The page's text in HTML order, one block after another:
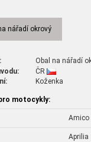
nářadí okrový
Obal na nářadí
ČR
Koženka
motocykly:
Amico
Aprilia